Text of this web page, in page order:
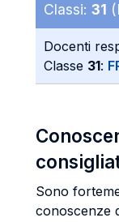
Classi: 31
Docenti
Classe 31:
Sono
conoscenze